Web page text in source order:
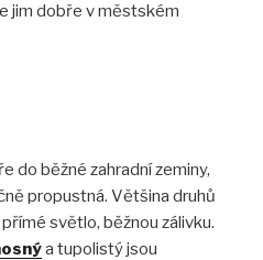
jim dobře v městském
do běžné zahradní zeminy,
propustná. Většina druhů
světlo, běžnou zálivku.
a tupolistý jsou